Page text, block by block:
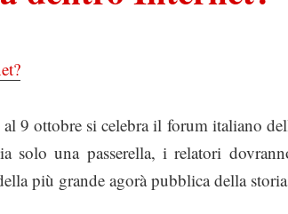
9 ottobre si celebra il forum italiano
solo una passerella, i relatori
più grande agorà pubblica della storia